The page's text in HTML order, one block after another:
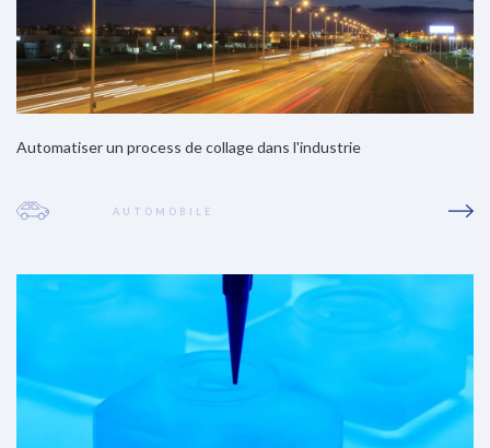
Automatiser un process de collage dans l'industrie
AUTOMOBILE